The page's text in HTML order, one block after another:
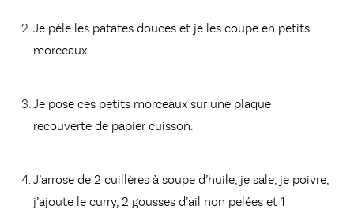
Je pèle les patates douces et je les coupe en petits
morceaux.
Je pose ces petits morceaux sur une plaque
recouverte de papier cuisson.
J’arrose de 2 cuillères à soupe d’huile, je sale, je poivre,
j’ajoute le curry, 2 gousses d’ail non pelées et 1